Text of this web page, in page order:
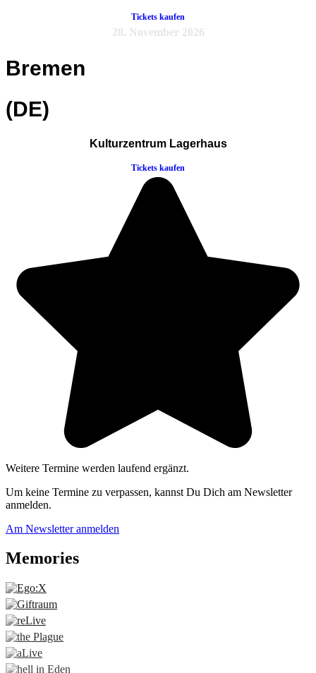
Tickets kaufen
28. November 2026
Bremen
(DE)
Kulturzentrum Lagerhaus
Tickets kaufen
Weitere Termine werden laufend ergänzt.
Um keine Termine zu verpassen, kannst Du Dich am Newsletter
anmelden.
Am Newsletter anmelden
Memories